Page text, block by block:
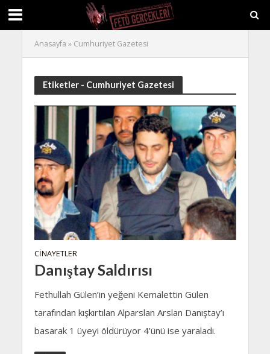
Anasayfa » Cumhuriyet Gazetesi
Etiketler - Cumhuriyet Gazetesi
CINAYETLER
Danıştay Saldırısı
Fethullah Gülen’in yeğeni Kemalettin Gülen
tarafından kışkırtılan Alparslan Arslan Danıştay’ı
basarak 1 üyeyi öldürüyor 4’ünü ise yaraladı.